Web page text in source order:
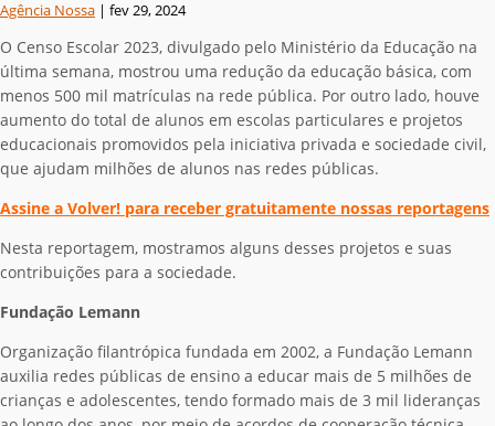
Agência Nossa | fev 29, 2024
O Censo Escolar 2023, divulgado pelo Ministério da Educação na
última semana, mostrou uma redução da educação básica, com
menos 500 mil matrículas na rede pública. Por outro lado, houve
aumento do total de alunos em escolas particulares e projetos
educacionais promovidos pela iniciativa privada e sociedade civil,
que ajudam milhões de alunos nas redes públicas.
Assine a Volver! para receber gratuitamente nossas reportagens
Nesta reportagem, mostramos alguns desses projetos e suas
contribuições para a sociedade.
Fundação Lemann
Organização filantrópica fundada em 2002, a Fundação Lemann
auxilia redes públicas de ensino a educar mais de 5 milhões de
crianças e adolescentes, tendo formado mais de 3 mil lideranças